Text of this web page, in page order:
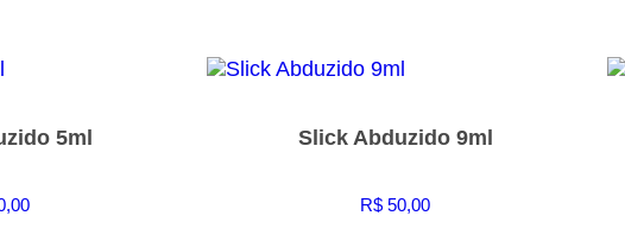
5ml Slick Abduzido 9ml
R$ 50,00